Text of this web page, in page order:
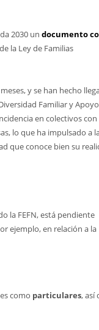
2030 un documento
la Ley de Familias
y se han hecho
Familiar y
en colectivos con
lo que ha impulsado a
que conoce bien su
la FEFN, está pendiente
ejemplo, en relación a la
como particulares, así